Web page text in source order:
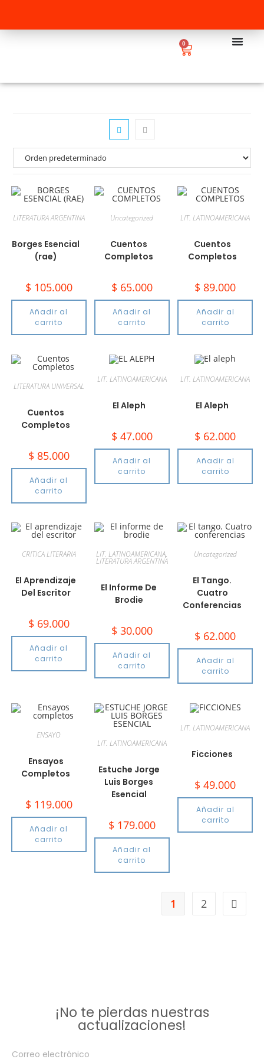
0
LITERATURA ARGENTINA
Borges Esencial
(rae)
$ 105.000
Añadir al
carrito
Uncategorized
Cuentos
Completos
$ 65.000
Añadir al
carrito
LIT. LATINOAMERICANA
Cuentos
Completos
$ 89.000
Añadir al
carrito
LITERATURA UNIVERSAL
Cuentos
Completos
$ 85.000
Añadir al
carrito
LIT. LATINOAMERICANA
El Aleph
$ 47.000
Añadir al
carrito
LIT. LATINOAMERICANA
El Aleph
$ 62.000
Añadir al
carrito
CRITICA LITERARIA
El Aprendizaje
Del Escritor
$ 69.000
Añadir al
carrito
LIT. LATINOAMERICANA,
LITERATURA ARGENTINA
El Informe De
Brodie
$ 30.000
Añadir al
carrito
Uncategorized
El Tango.
Cuatro
Conferencias
$ 62.000
Añadir al
carrito
ENSAYO
Ensayos
Completos
$ 119.000
Añadir al
carrito
LIT. LATINOAMERICANA
Estuche Jorge
Luis Borges
Esencial
$ 179.000
Añadir al
carrito
LIT. LATINOAMERICANA
Ficciones
$ 49.000
Añadir al
carrito
1 2
¡No te pierdas nuestras
actualizaciones!